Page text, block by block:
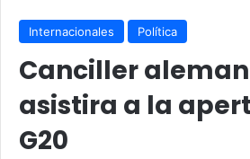
Internacionales Política
Canciller
asistira a la
G20